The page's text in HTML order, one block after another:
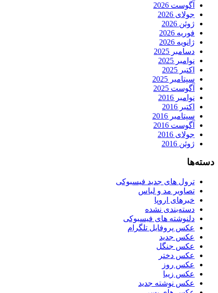
آگوست 2026
جولای 2026
ژوئن 2026
فوریه 2026
ژانویه 2026
دسامبر 2025
نوامبر 2025
اکتبر 2025
سپتامبر 2025
آگوست 2025
نوامبر 2016
اکتبر 2016
سپتامبر 2016
آگوست 2016
جولای 2016
ژوئن 2016
دسته‌ها
ترول های جدید فیسبوکی
تصاویر مد و لباس
خبرهای اروپا
دسته‌بندی نشده
دلنوشته های فیسبوکی
عکس پروفایل تلگرام
عکس جدید
عکس جنگل
عکس دختر
عکس روز
عکس زیبا
عکس نوشته جدید